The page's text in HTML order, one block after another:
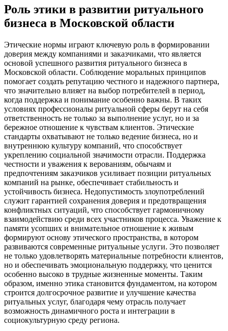
Роль этики в развитии ритуального
бизнеса в Московской области
Этические нормы играют ключевую роль в формировании
доверия между компаниями и заказчиками, что является
основой успешного развития ритуального бизнеса в
Московской области. Соблюдение моральных принципов
помогает создать репутацию честного и надежного партнера,
что значительно влияет на выбор потребителей в период,
когда поддержка и понимание особенно важны. В таких
условиях профессионалы ритуальной сферы берут на себя
ответственность не только за выполнение услуг, но и за
бережное отношение к чувствам клиентов. Этические
стандарты охватывают не только ведение бизнеса, но и
внутреннюю культуру компаний, что способствует
укреплению социальной значимости отрасли. Поддержка
честности и уважения к верованиям, обычаям и
предпочтениям заказчиков усиливает позиции ритуальных
компаний на рынке, обеспечивает стабильность и
устойчивость бизнеса. Недопустимость злоупотреблений
служит гарантией сохранения доверия и предотвращения
конфликтных ситуаций, что способствует гармоничному
взаимодействию среди всех участников процесса. Уважение к
памяти усопших и внимательное отношение к живым
формируют основу этического пространства, в котором
развиваются современные ритуальные услуги. Это позволяет
не только удовлетворять материальные потребности клиентов,
но и обеспечивать эмоциональную поддержку, что ценится
особенно высоко в трудные жизненные моменты. Таким
образом, именно этика становится фундаментом, на котором
строится долгосрочное развитие и улучшение качества
ритуальных услуг, благодаря чему отрасль получает
возможность динамичного роста и интеграции в
социокультурную среду региона.